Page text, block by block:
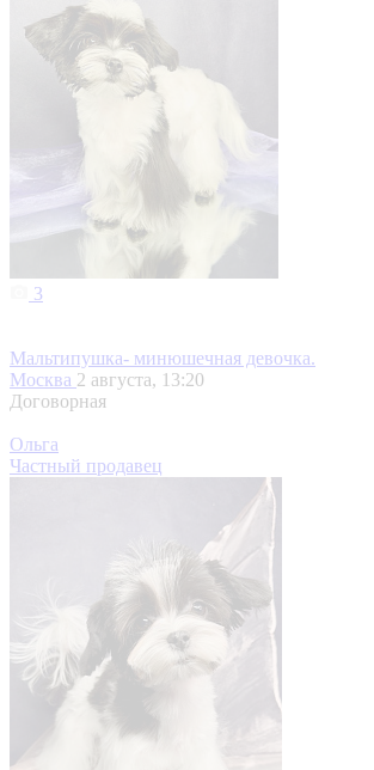
3
Мальтипушка- минюшечная девочка.
Москва 2 августа, 13:20
Договорная
Ольга
Частный продавец